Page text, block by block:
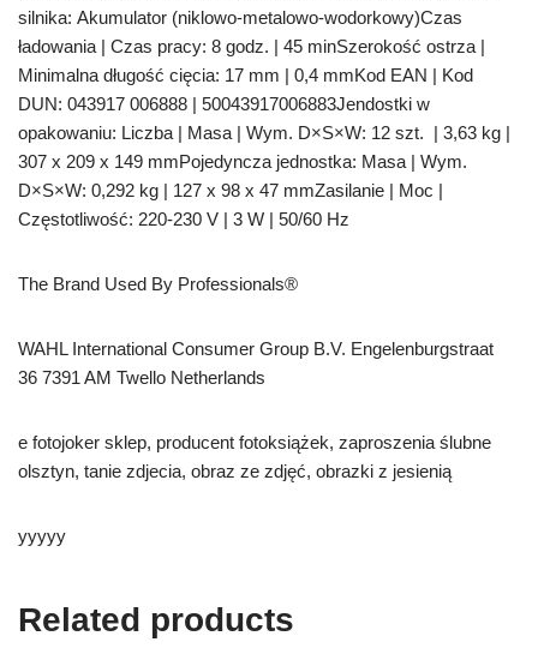
silnika: Akumulator (niklowo-metalowo-wodorkowy)Czas
ładowania | Czas pracy: 8 godz. | 45 minSzerokość ostrza |
Minimalna długość cięcia: 17 mm | 0,4 mmKod EAN | Kod
DUN: 043917 006888 | 50043917006883Jendostki w
opakowaniu: Liczba | Masa | Wym. D×S×W: 12 szt. | 3,63 kg |
307 x 209 x 149 mmPojedyncza jednostka: Masa | Wym.
D×S×W: 0,292 kg | 127 x 98 x 47 mmZasilanie | Moc |
Częstotliwość: 220-230 V | 3 W | 50/60 Hz
The Brand Used By Professionals®
WAHL International Consumer Group B.V. Engelenburgstraat
36 7391 AM Twello Netherlands
e fotojoker sklep, producent fotoksiążek, zaproszenia ślubne
olsztyn, tanie zdjecia, obraz ze zdjęć, obrazki z jesienią
yyyyy
Related products